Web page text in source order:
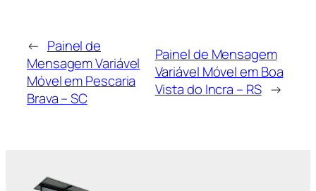
← Painel de
Mensagem Variável
Móvel em Pescaria
Brava – SC
Painel de Mensagem
Variável Móvel em Boa
Vista do Incra – RS →